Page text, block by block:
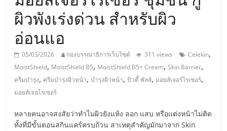
เอ
ส
เอ็
มอี
ไทย,
ผิวพังเร่งด่วน สำหรับผิว
อ่อนแอ
05/03/2026 กองบรรณาธิการเว็บไซต์ 311 views Celekin,
MoistShield, MoistShield B5, MoistShield B5+ Cream,Skin Barrier,
ครีมบำรุง, ครีมบำรุงผิวหน้า,บำรุงผิวหน้า,บิวตี้ พัลส์,มอยส์เจอร์ไรเซอร์,
มอยส์เจอไรเซอร์
หลายคนอาจสงสัยว่าทำไมผิวยังแห้ง ลอก แสบ หรือแต่งหน้าไม่ติด
ทั้งที่มีขั้นตอนสกินแคร์ครบถ้วน สาเหตุสำคัญมักมาจาก Skin